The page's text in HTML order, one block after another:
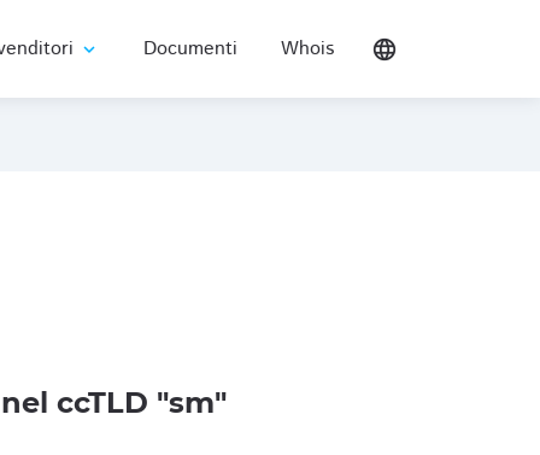
expand_more Documenti Whois language
ccTLD "sm"